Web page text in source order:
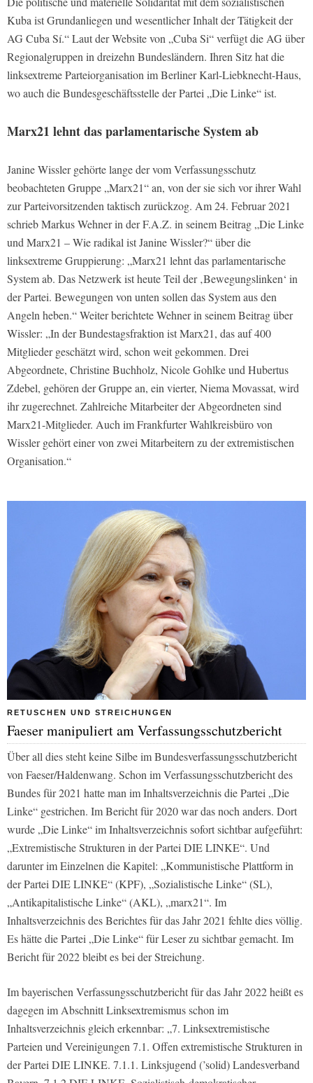
Kuba ist Grundanliegen und wesentlicher Inhalt der Tätigkeit der
AG Cuba Sí.“ Laut der Website von „Cuba Si“ verfügt die AG über
Regionalgruppen in dreizehn Bundesländern. Ihren Sitz hat die
linksextreme Parteiorganisation im Berliner Karl-Liebknecht-Haus,
wo auch die Bundesgeschäftsstelle der Partei „Die Linke“ ist.
Marx21 lehnt das parlamentarische System ab
Janine Wissler gehörte lange der vom Verfassungsschutz
beobachteten Gruppe „Marx21“ an, von der sie sich vor ihrer Wahl
zur Parteivorsitzenden taktisch zurückzog. Am 24. Februar 2021
schrieb Markus Wehner in der F.A.Z. in seinem Beitrag „Die Linke
und Marx21 – Wie radikal ist Janine Wissler?“ über die
linksextreme Gruppierung: „Marx21 lehnt das parlamentarische
System ab. Das Netzwerk ist heute Teil der ‚Bewegungslinken‘ in
der Partei. Bewegungen von unten sollen das System aus den
Angeln heben.“ Weiter berichtete Wehner in seinem Beitrag über
Wissler: „In der Bundestagsfraktion ist Marx21, das auf 400
Mitglieder geschätzt wird, schon weit gekommen. Drei
Abgeordnete, Christine Buchholz, Nicole Gohlke und Hubertus
Zdebel, gehören der Gruppe an, ein vierter, Niema Movassat, wird
ihr zugerechnet. Zahlreiche Mitarbeiter der Abgeordneten sind
Marx21-Mitglieder. Auch im Frankfurter Wahlkreisbüro von
Wissler gehört einer von zwei Mitarbeitern zu der extremistischen
Organisation.“
RETUSCHEN UND STREICHUNGEN
Faeser manipuliert am Verfassungsschutzbericht
Über all dies steht keine Silbe im Bundesverfassungsschutzbericht
von Faeser/Haldenwang. Schon im Verfassungsschutzbericht des
Bundes für 2021 hatte man im Inhaltsverzeichnis die Partei „Die
Linke“ gestrichen. Im Bericht für 2020 war das noch anders. Dort
wurde „Die Linke“ im Inhaltsverzeichnis sofort sichtbar aufgeführt:
„Extremistische Strukturen in der Partei DIE LINKE“. Und
darunter im Einzelnen die Kapitel: „Kommunistische Plattform in
der Partei DIE LINKE“ (KPF), „Sozialistische Linke“ (SL),
„Antikapitalistische Linke“ (AKL), „marx21“. Im
Inhaltsverzeichnis des Berichtes für das Jahr 2021 fehlte dies völlig.
Es hätte die Partei „Die Linke“ für Leser zu sichtbar gemacht. Im
Bericht für 2022 bleibt es bei der Streichung.
Im bayerischen Verfassungsschutzbericht für das Jahr 2022 heißt es
dagegen im Abschnitt Linksextremismus schon im
Inhaltsverzeichnis gleich erkennbar: „7. Linksextremistische
Parteien und Vereinigungen 7.1. Offen extremistische Strukturen in
der Partei DIE LINKE. 7.1.1. Linksjugend (’solid) Landesverband